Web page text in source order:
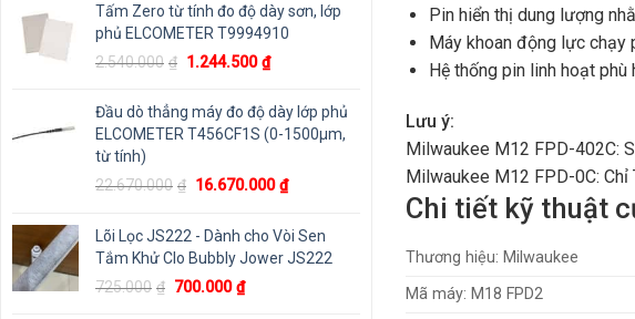
Tấm Zero từ tính đo độ dày sơn, lớp
phủ ELCOMETER T9994910
2.540.000 ₫ Giá
là:
2.540.000₫.
1.244.500 ₫Giá
tại
là:
Đầu dò thẳng máy đo độ dày lớp phủ
ELCOMETER T456CF1S (0-1500μm,
từ tính)
22.670.000 ₫ Giá
là:
22.670.000₫.
16.670.000 ₫Giá
tại
là:
Lõi Lọc JS222 - Dành cho Vòi Sen
Tắm Khử Clo Bubbly Jower JS222
725.000 ₫ Giá
700.000 ₫Giá
Pin hiển thị dung lượng
Máy khoan động lực chạy
Hệ thống pin linh hoạt
Lưu ý:
Milwaukee M12 FPD-402C:
Milwaukee M12 FPD-0C: Chỉ
Chi tiết kỹ thuật
Thương hiệu: Milwaukee
Mã máy: M18 FPD2